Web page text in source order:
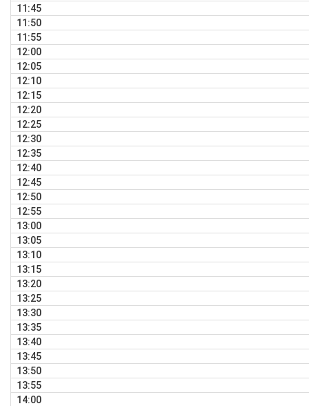
11:45
11:50
11:55
12:00
12:05
12:10
12:15
12:20
12:25
12:30
12:35
12:40
12:45
12:50
12:55
13:00
13:05
13:10
13:15
13:20
13:25
13:30
13:35
13:40
13:45
13:50
13:55
14:00